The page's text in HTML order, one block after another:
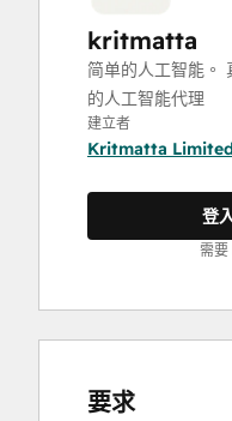
kritmatta
简单的人工智能。
的人工智能代理
建立者
Kritmatta
登
需要
要求